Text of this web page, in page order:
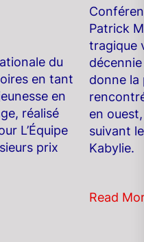
du
en tant
en
réalisé
L’Équipe
prix
Patrick
tragique
donne la
en
suivant
Kabylie.
Read